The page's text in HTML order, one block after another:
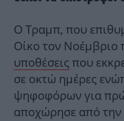
Ο Τραμπ, που
Οίκο τον Νοέμβριο
υποθέσειςπου
σε οκτώ ημέρες
ψηφοφόρων για
αποχώρησε από